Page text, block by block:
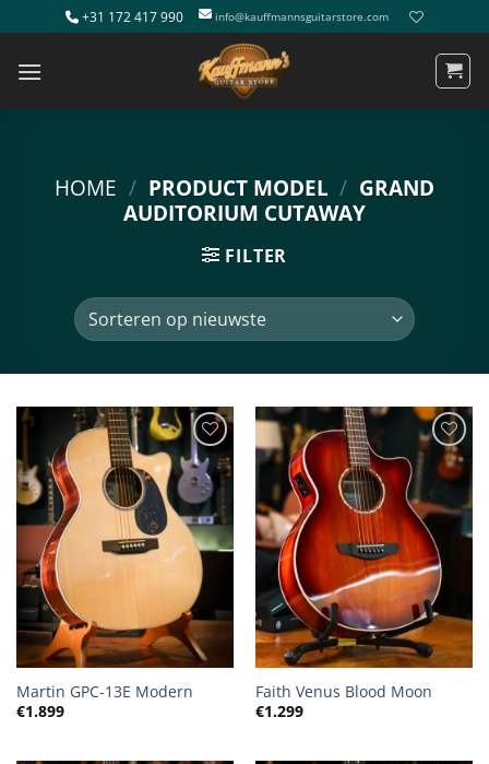
naar
inhoud
+31 172 417 990 info@kauffmannsguitarstore.com
HOME / PRODUCT MODEL / GRAND
AUDITORIUM CUTAWAY
FILTER
Martin GPC-13E Modern
€1.899
Faith Venus Blood Moon
€1.299